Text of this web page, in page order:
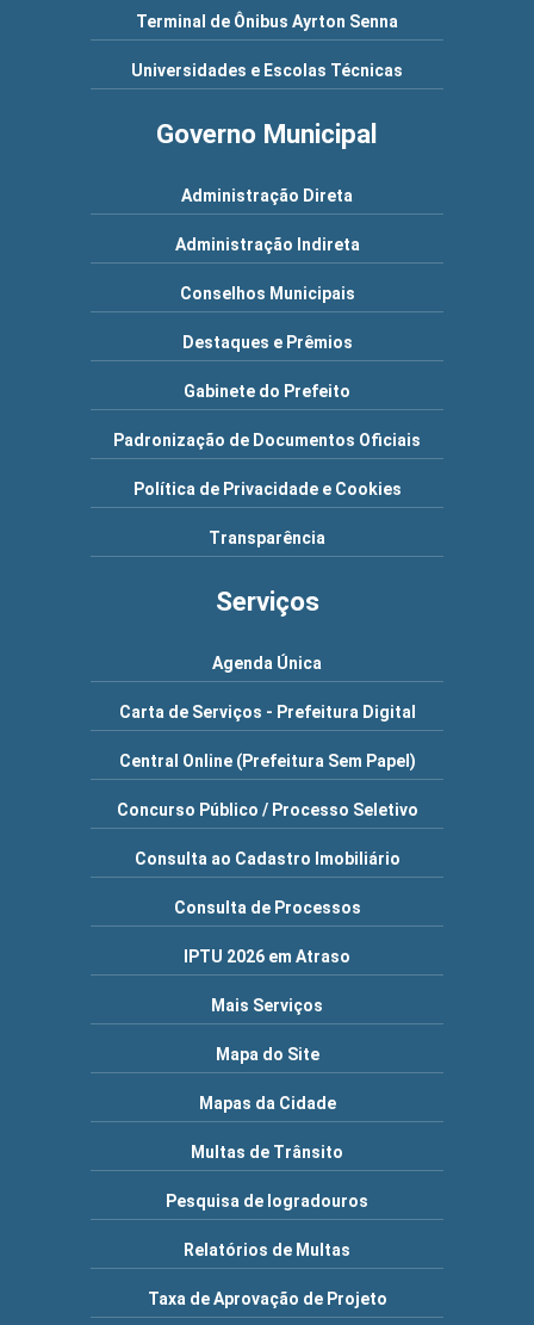
Terminal de Ônibus Ayrton Senna
Universidades e Escolas Técnicas
Governo Municipal
Administração Direta
Administração Indireta
Conselhos Municipais
Destaques e Prêmios
Gabinete do Prefeito
Padronização de Documentos Oficiais
Política de Privacidade e Cookies
Transparência
Serviços
Agenda Única
Carta de Serviços - Prefeitura Digital
Central Online (Prefeitura Sem Papel)
Concurso Público / Processo Seletivo
Consulta ao Cadastro Imobiliário
Consulta de Processos
IPTU 2026 em Atraso
Mais Serviços
Mapa do Site
Mapas da Cidade
Multas de Trânsito
Pesquisa de logradouros
Relatórios de Multas
Taxa de Aprovação de Projeto